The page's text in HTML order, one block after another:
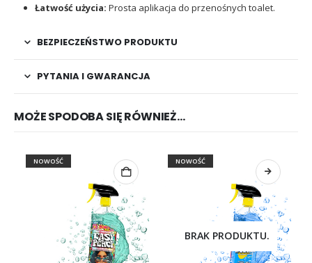
Łatwość użycia: Prosta aplikacja do przenośnych toalet.
BEZPIECZEŃSTWO PRODUKTU
PYTANIA I GWARANCJA
MOŻE SPODOBA SIĘ RÓWNIEŻ…
NOWOŚĆ NOWOŚĆ
BRAK PRODUKTU.